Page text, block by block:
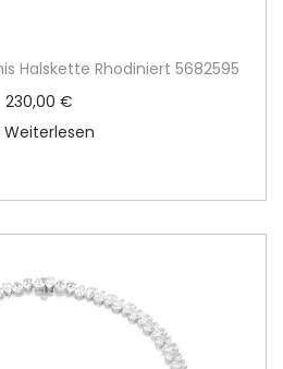
Halskette Rhodiniert 5682595
230,00 €
Weiterlesen